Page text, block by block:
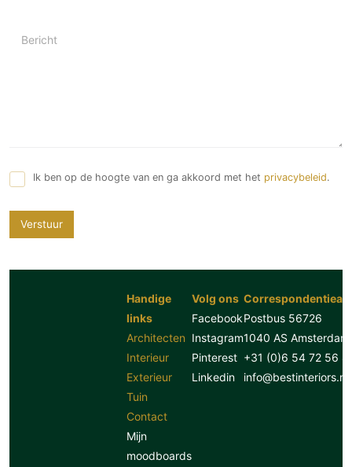
Bericht
Ik ben op de hoogte van en ga akkoord met het privacybeleid.
Verstuur
Handige
links
Architecten
Interieur
Exterieur
Tuin
Contact
Mijn
moodboards
Volg ons
Facebook
Instagram
Pinterest
Linkedin
Postbus 56726
1040 AS Amsterdam
+31 (0)6 54 72 56
info@bestinteriors.nl